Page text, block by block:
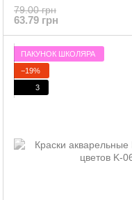
79.00 грн
63.79 грн
ПАКУНОК ШКОЛЯРА
−19%
3